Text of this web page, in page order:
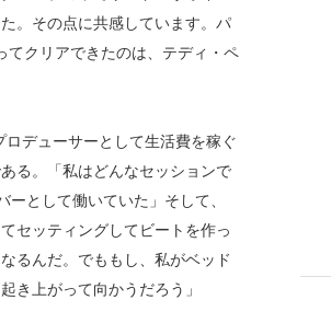
。その点に共感しています。パ
てクリアできたのは、テディ・ペ
ロデューサーとして生活費を稼ぐ
る。「私はどんなセッションで
として働いていた」そして、
セッティングしてビートを作っ
るんだ。でももし、私がベッド
き上がって向かうだろう」